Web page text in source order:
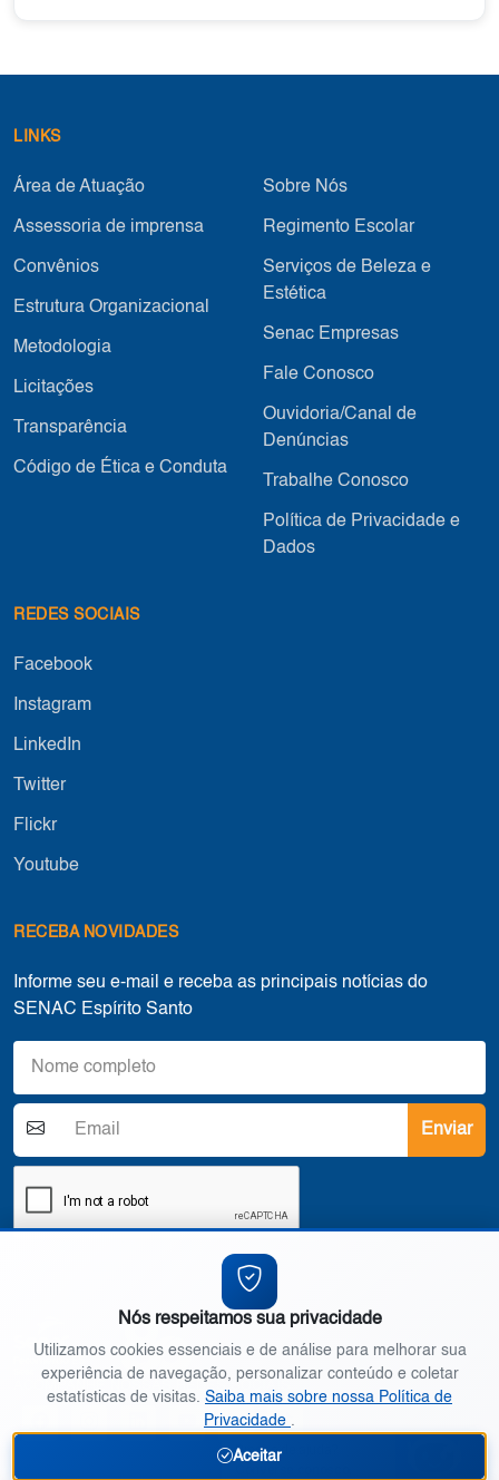
LINKS
Área de Atuação
Assessoria de imprensa
Convênios
Estrutura Organizacional
Metodologia
Licitações
Transparência
Código de Ética e Conduta
Sobre Nós
Regimento Escolar
Serviços de Beleza e
Estética
Senac Empresas
Fale Conosco
Ouvidoria/Canal de
Denúncias
Trabalhe Conosco
Política de Privacidade e
Dados
REDES SOCIAIS
Facebook
Instagram
LinkedIn
Twitter
Flickr
Youtube
RECEBA NOVIDADES
Informe seu e-mail e receba as principais notícias do
SENAC Espírito Santo
Enviar
ACOMPANHE NOSSAS REDES SOCIAIS
Precisa de ajuda?
Nós respeitamos sua privacidade
Utilizamos cookies essenciais e de análise para melhorar sua
experiência de navegação, personalizar conteúdo e coletar
estatísticas de visitas. Saiba mais sobre nossa Política de
Privacidade .
Aceitar